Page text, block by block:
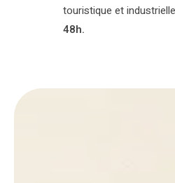
touristique et
48h.